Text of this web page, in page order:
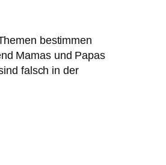
bestimmen
Mamas und Papas
falsch in der